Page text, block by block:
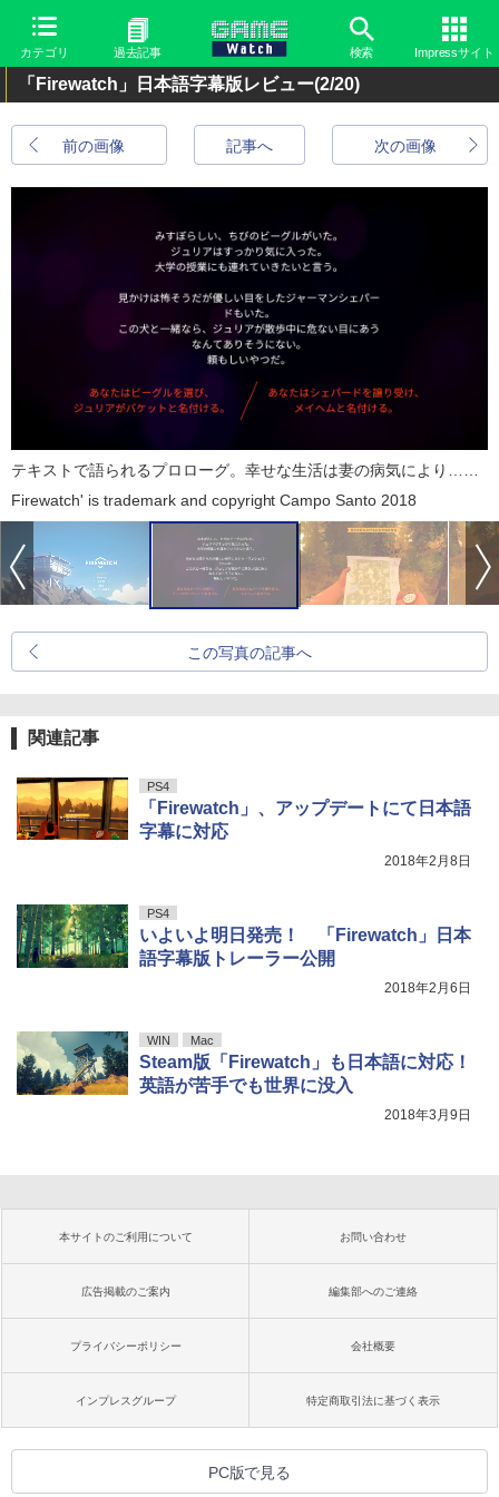
カテゴリ 過去記事 検索 Impressサイト
「Firewatch」日本語字幕版レビュー(2/20)
前の画像 次の画像
記事へ
テキストで語られるプロローグ。幸せな生活は妻の病気により……
Firewatch' is trademark and copyright Campo Santo 2018
この写真の記事へ
関連記事
PS4
「Firewatch」、アップデートにて日本語
字幕に対応
2018年2月8日
PS4
いよいよ明日発売！ 「Firewatch」日本
語字幕版トレーラー公開
2018年2月6日
WIN Mac
Steam版「Firewatch」も日本語に対応！
英語が苦手でも世界に没入
2018年3月9日
本サイトのご利用について お問い合わせ
広告掲載のご案内 編集部へのご連絡
プライバシーポリシー 会社概要
インプレスグループ 特定商取引法に基づく表示
PC版で見る